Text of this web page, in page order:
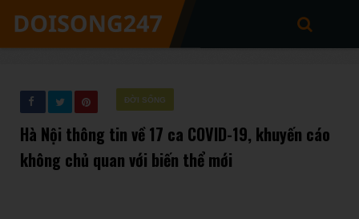
ĐỜI SỐNG
Hà Nội thông tin về 17 ca COVID-19, khuyến cáo
không chủ quan với biến thể mới